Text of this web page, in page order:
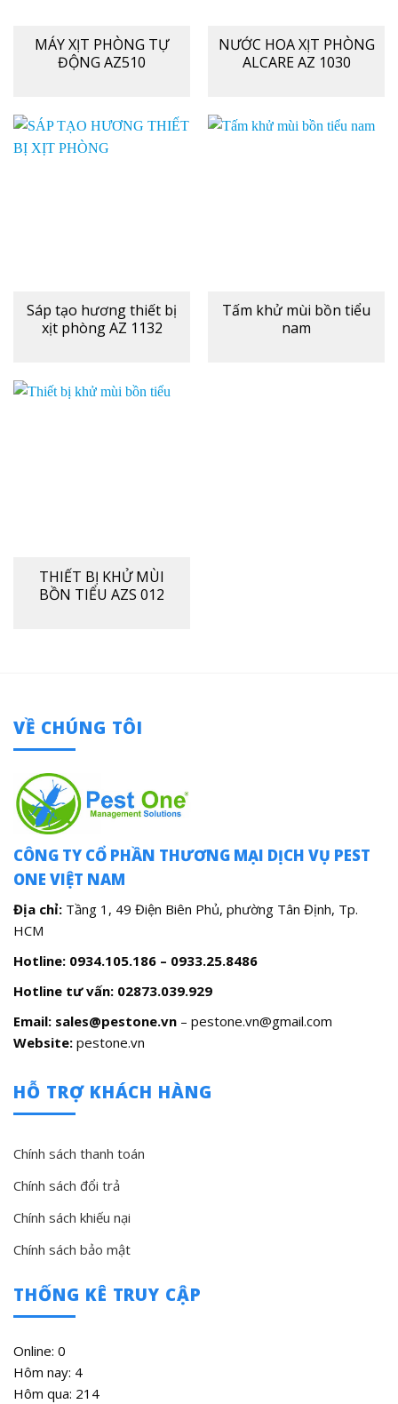
MÁY XỊT PHÒNG TỰ
ĐỘNG AZ510
NƯỚC HOA XỊT PHÒNG
ALCARE AZ 1030
Sáp tạo hương thiết bị
xịt phòng AZ 1132
Tấm khử mùi bồn tiểu
nam
THIẾT BỊ KHỬ MÙI
BỒN TIỂU AZS 012
VỀ CHÚNG TÔI
CÔNG TY CỔ PHẦN THƯƠNG MẠI DỊCH VỤ PEST
ONE VIỆT NAM
Địa chỉ: Tầng 1, 49 Điện Biên Phủ, phường Tân Định, Tp.
HCM
Hotline: 0934.105.186 – 0933.25.8486
Hotline tư vấn: 02873.039.929
Email: sales@pestone.vn – pestone.vn@gmail.com
Website: pestone.vn
HỖ TRỢ KHÁCH HÀNG
Chính sách thanh toán
Chính sách đổi trả
Chính sách khiếu nại
Chính sách bảo mật
THỐNG KÊ TRUY CẬP
Online: 0
Hôm nay: 4
Hôm qua: 214